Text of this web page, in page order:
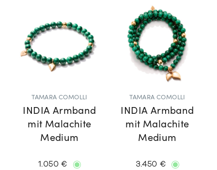
TAMARA COMOLLI
INDIA Armband
mit Malachite
Medium
1.050 €
TAMARA COMOLLI
INDIA Armband
mit Malachite
Medium
3.450 €